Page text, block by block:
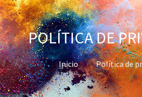
POLÍTICA DE
Inicio Política de